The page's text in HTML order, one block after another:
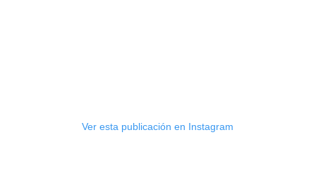
Ver esta publicación en Instagram